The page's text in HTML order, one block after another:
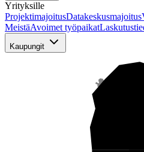
Yrityksille
ProjektimajoitusDatakeskusmajoitus
MeistäAvoimet työpaikat
Kaupungit